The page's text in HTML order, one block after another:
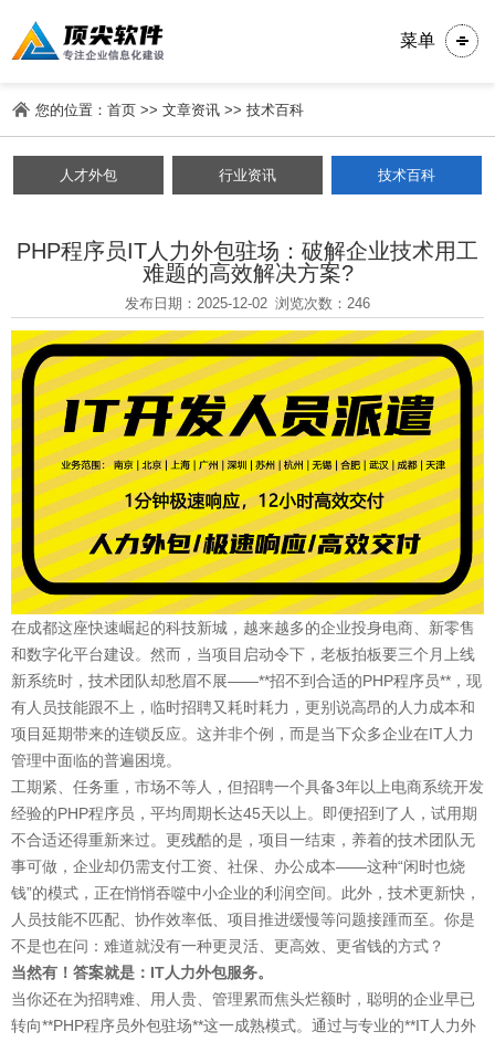
菜单
您的位置：首页 >>文章资讯 >>技术百科
人才外包 行业资讯 技术百科
PHP程序员IT人力外包驻场：破解企业技术用工
难题的高效解决方案?
发布日期：2025-12-02 浏览次数：246
在成都这座快速崛起的科技新城，越来越多的企业投身电商、新零售
和数字化平台建设。然而，当项目启动令下，老板拍板要三个月上线
新系统时，技术团队却愁眉不展——**招不到合适的PHP程序员**，现
有人员技能跟不上，临时招聘又耗时耗力，更别说高昂的人力成本和
项目延期带来的连锁反应。这并非个例，而是当下众多企业在IT人力
管理中面临的普遍困境。
工期紧、任务重，市场不等人，但招聘一个具备3年以上电商系统开发
经验的PHP程序员，平均周期长达45天以上。即便招到了人，试用期
不合适还得重新来过。更残酷的是，项目一结束，养着的技术团队无
事可做，企业却仍需支付工资、社保、办公成本——这种“闲时也烧
钱”的模式，正在悄悄吞噬中小企业的利润空间。此外，技术更新快，
人员技能不匹配、协作效率低、项目推进缓慢等问题接踵而至。你是
不是也在问：难道就没有一种更灵活、更高效、更省钱的方式？
当然有！答案就是：IT人力外包服务。
当你还在为招聘难、用人贵、管理累而焦头烂额时，聪明的企业早已
转向**PHP程序员外包驻场**这一成熟模式。通过与专业的**IT人力外